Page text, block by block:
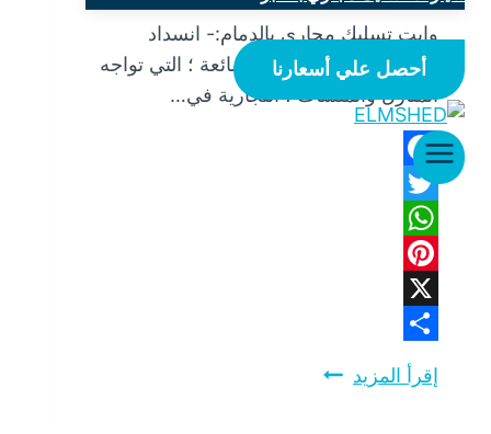
أحصل علي أسعارنا
وايت تسليك مجاري بالدمام:- انسداد
المجاري من المشاكل الشائعة ؛ التي تواجه
المنازل والمنشآت ؛ التجارية في…
Facebook
Twitter
WhatsApp
Pinterest
X
Share
إقرأ المزيد وايت